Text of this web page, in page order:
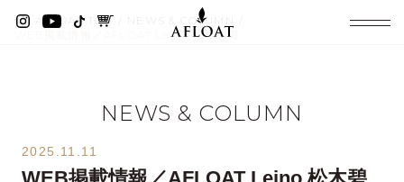
AFLOAT TOP
NEWS & COLUMN
WEB掲載情報／AFLOAT Leino 松木碧海
NEWS & COLUMN
2025.11.11